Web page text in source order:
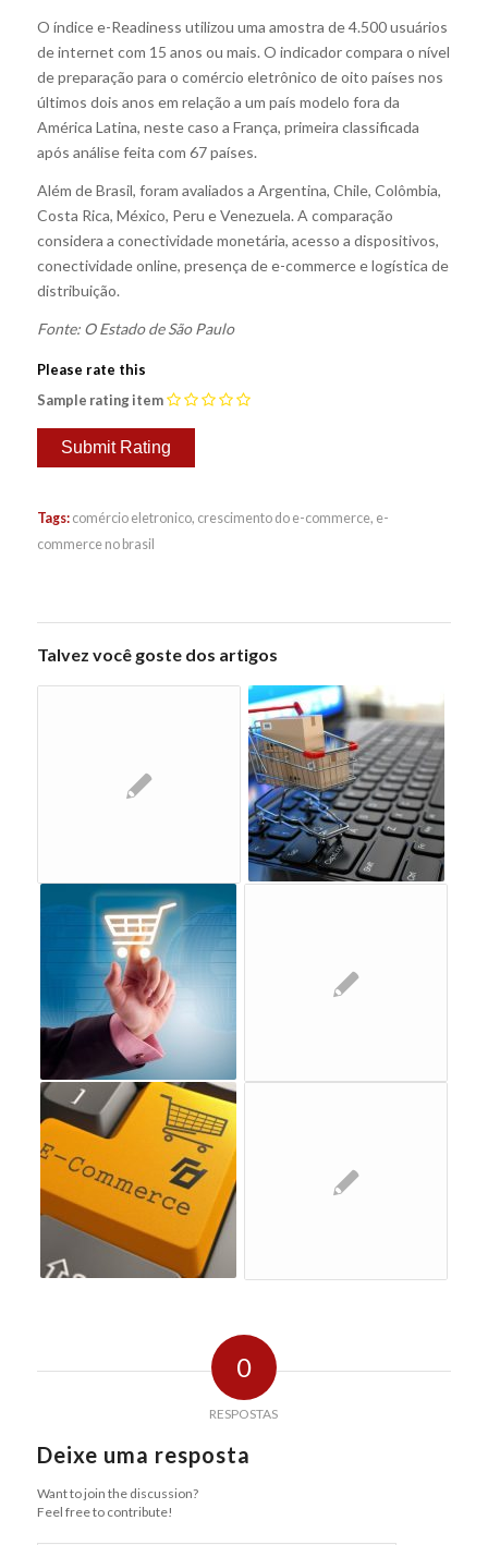
O índice e-Readiness utilizou uma amostra de 4.500 usuários
de internet com 15 anos ou mais. O indicador compara o nível
de preparação para o comércio eletrônico de oito países nos
últimos dois anos em relação a um país modelo fora da
América Latina, neste caso a França, primeira classificada
após análise feita com 67 países.
Além de Brasil, foram avaliados a Argentina, Chile, Colômbia,
Costa Rica, México, Peru e Venezuela. A comparação
considera a conectividade monetária, acesso a dispositivos,
conectividade online, presença de e-commerce e logística de
distribuição.
Fonte: O Estado de São Paulo
Please rate this
Sample rating item
Tags: comércio eletronico, crescimento do e-commerce, e-
commerce no brasil
Talvez você goste dos artigos
0
RESPOSTAS
Deixe uma resposta
Want to join the discussion?
Feel free to contribute!